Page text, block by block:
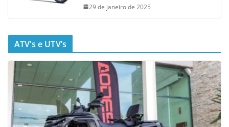
29 de janeiro de 2025
ATV’s e UTV’s